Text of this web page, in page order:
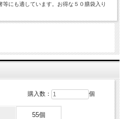
等にも適しています。お得な５０膳袋入り
購入数： 個
55個